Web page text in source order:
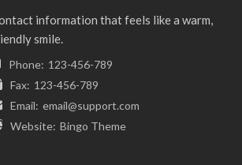
information that feels like a warm,
smile.
Phone: 123-456-789
Fax: 123-456-789
Email: email@support.com
Website: Bingo Theme